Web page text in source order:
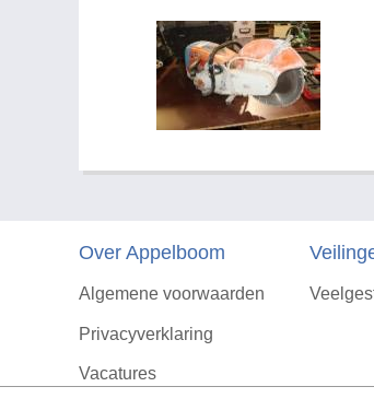
Over Appelboom
Algemene voorwaarden
Privacyverklaring
Vacatures